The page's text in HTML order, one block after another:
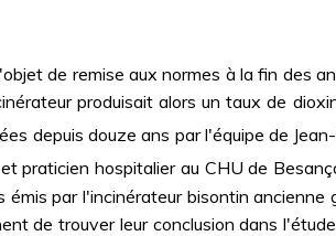
de remise aux normes à la fin des
produisait alors un taux de
depuis douze ans par l'équipe de
praticien hospitalier au CHU de
par l'incinérateur bisontin ancienne
de trouver leur conclusion dans